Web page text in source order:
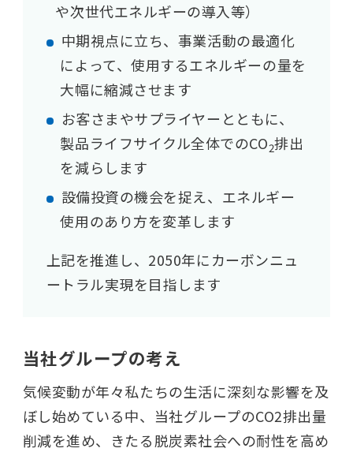
や次世代エネルギーの導入等）
中期視点に立ち、事業活動の最適化
によって、使用するエネルギーの量を
大幅に縮減させます
お客さまやサプライヤーとともに、
製品ライフサイクル全体でのCO2排出
を減らします
設備投資の機会を捉え、エネルギー
使用のあり方を変革します
上記を推進し、2050年にカーボンニュ
ートラル実現を目指します
当社グループの考え
気候変動が年々私たちの生活に深刻な影響を及
ぼし始めている中、当社グループのCO2排出量
削減を進め、きたる脱炭素社会への耐性を高め